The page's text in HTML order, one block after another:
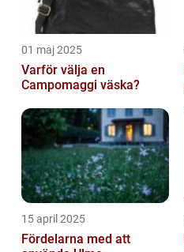
01 maj 2025
Varför välja en
Campomaggi väska?
15 april 2025
Fördelarna med att